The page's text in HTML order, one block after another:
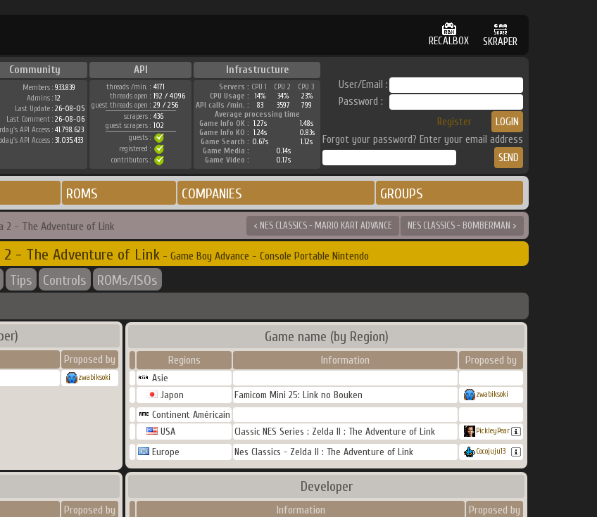
RECALBOX SKRAPER
Community API Infrastructure
Members : 933.839
Admins : 12
Last Update : 26-08-05
Last Comment : 26-08-06
API Access : 41.798.623
API Access : 31.035.433
threads /min. : 4171
threads open : 192 / 4096
guest threads open : 29 / 256
scrapers : 436
guest scrapers : 102
guests :
registered :
contributors :
Servers : CPU 1 CPU 2
CPU 3
CPU Usage :
14% 34%
23%
API calls /min. :
83 3597
799
Average processing time
Game Info OK : 1.27s
1.48s
Game Info KO : 1.24s
0.83s
Game Search : 0.67s
1.12s
Game Media :
0.14s
Game Video :
0.17s
User/Email :
Password :
Register
Forgot your password? Enter your email address
ROMS COMPANIES GROUPS
2 - The Adventure of Link < NES CLASSICS - MARIO KART ADVANCE NES CLASSICS - BOMBERMAN >
2 - The Adventure of Link- Game Boy Advance - Console Portable Nintendo
Tips Controls ROMs/ISOs
Proposed by
zwabiksoki
Game name (by Region)
Regions Information Proposed by
Asie
Japon
Famicom Mini 25: Link no Bouken zwabiksoki
Continent Américain
USA
Classic NES Series : Zelda II : The Adventure of Link PickleyPear
Europe Nes Classics - Zelda II : The Adventure of Link Cocojuju13
Proposed by
Developer
Information Proposed by